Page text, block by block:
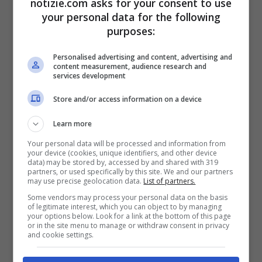
Una foto storica, quando Papa Francesco Bergoglop
andò a salutare Papa Ratzinger (foto Ansa)
Monsignor Massimo Camisasca
dalCorriere della Sera, non si arrende e
spiega: “Fu proprio il cardinalRatzingera
evidenziarne per primo la gravità, e solo
tra i leader mondiali, politici e culturali, e fu
il primo a prendere provvedimenti”, dice
your personal data for the following
purposes:
Personalised advertising and content, advertising and
content measurement, audience research and
services development
Store and/or access information on a device
Learn more
Your personal data will be processed and information from
your device (cookies, unique identifiers, and other device
data) may be stored by, accessed by and shared with 319
partners, or used specifically by this site. We and our partners
may use precise geolocation data. List of partners.
Some vendors may process your personal data on the basis
of legitimate interest, which you can object to by managing
your options below. Look for a link at the bottom of this page
or in the site menu to manage or withdraw consent in privacy
and cookie settings.